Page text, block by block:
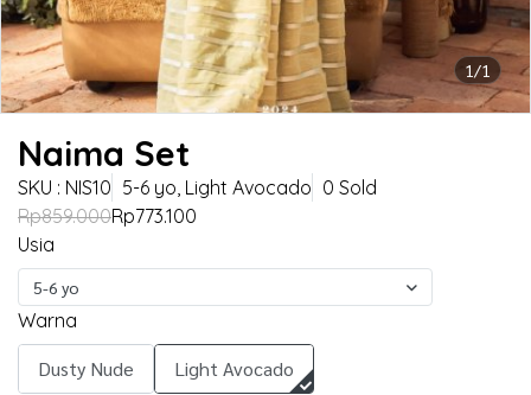
1/1
Naima Set
SKU : NIS10 5-6 yo, Light Avocado 0 Sold
Rp859.000Rp773.100
Usia
5-6 yo
Warna
Dusty Nude Light Avocado